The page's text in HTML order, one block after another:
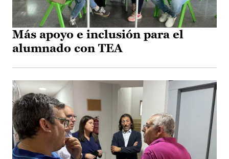
Más apoyo e inclusión para el
alumnado con TEA